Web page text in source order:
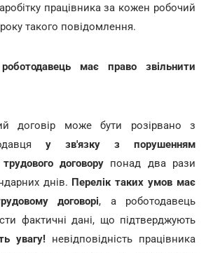
працівника за кожен робочий
такого повідомлення.
має право звільнити
договір може бути розірвано з
у зв'язку з порушенням
договору понад два рази
днів. Перелік таких умов має
договорі, а роботодавець
фактичні дані, що підтверджують
увагу! невідповідність працівника